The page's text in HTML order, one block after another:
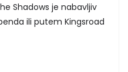
Shadows je nabavljiv
ili putem Kingsroad